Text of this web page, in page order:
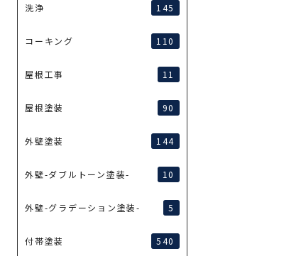
洗浄 145
コーキング 110
屋根工事 11
屋根塗装 90
外壁塗装 144
外壁-ダブルトーン塗装- 10
外壁-グラデーション塗装- 5
付帯塗装 540